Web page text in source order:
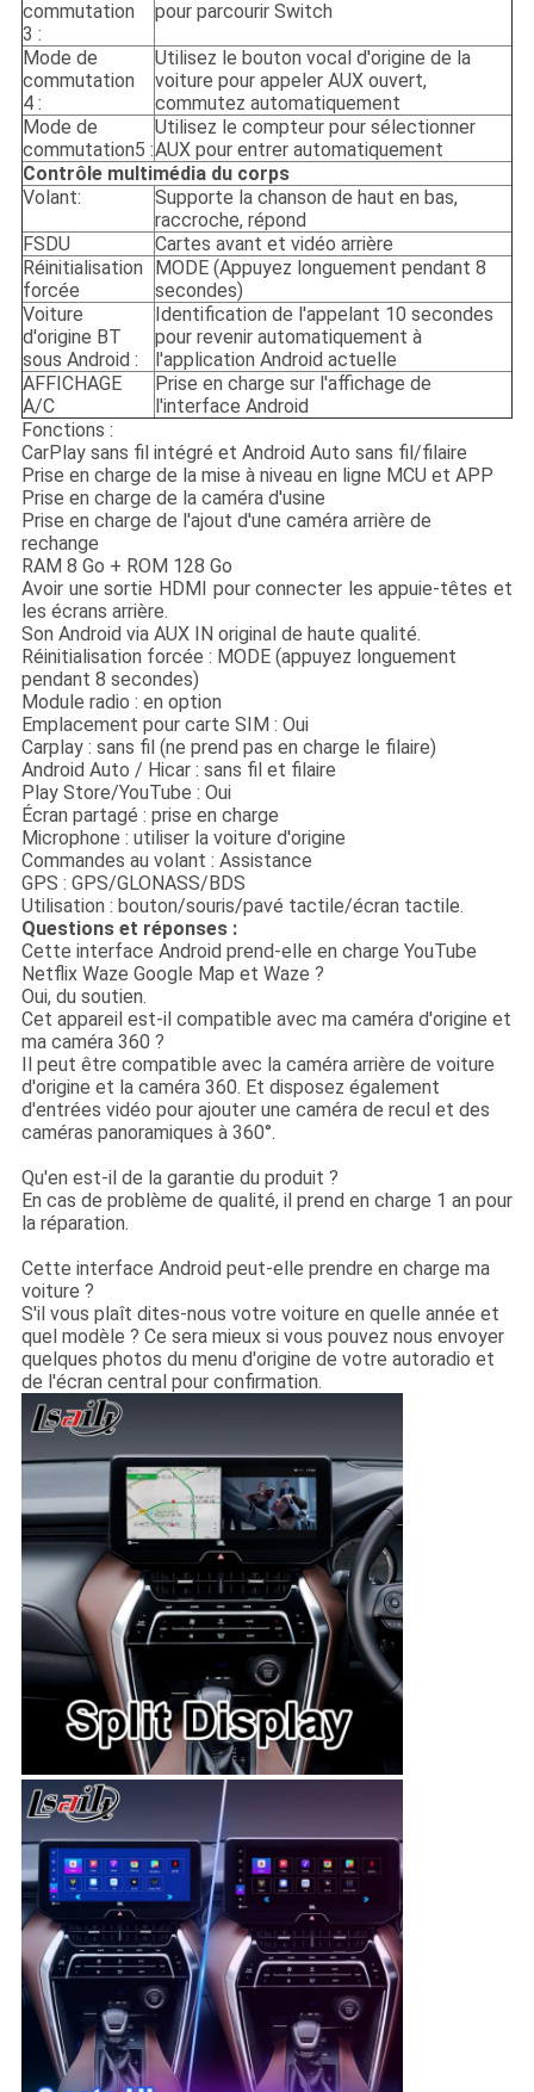
commutation
3 :
pour parcourir Switch
Mode de
commutation
4 :
Utilisez le bouton vocal d'origine de la
voiture pour appeler AUX ouvert,
commutez automatiquement
Mode de
commutation5 :
Utilisez le compteur pour sélectionner
AUX pour entrer automatiquement
Contrôle multimédia du corps
Volant:
Supporte la chanson de haut en bas,
raccroche, répond
FSDU
Cartes avant et vidéo arrière
Réinitialisation
forcée
MODE (Appuyez longuement pendant 8
secondes)
Voiture
d'origine BT
sous Android :
Identification de l'appelant 10 secondes
pour revenir automatiquement à
l'application Android actuelle
AFFICHAGE
A/C
Prise en charge sur l'affichage de
l'interface Android
Fonctions :
CarPlay sans fil intégré et Android Auto sans fil/filaire
Prise en charge de la mise à niveau en ligne MCU et APP
Prise en charge de la caméra d'usine
Prise en charge de l'ajout d'une caméra arrière de
rechange
RAM 8 Go + ROM 128 Go
Avoir une sortie HDMI pour connecter les appuie-têtes et
les écrans arrière.
Son Android via AUX IN original de haute qualité.
Réinitialisation forcée : MODE (appuyez longuement
pendant 8 secondes)
Module radio : en option
Emplacement pour carte SIM : Oui
Carplay : sans fil (ne prend pas en charge le filaire)
Android Auto / Hicar : sans fil et filaire
Play Store/YouTube : Oui
Écran partagé : prise en charge
Microphone : utiliser la voiture d'origine
Commandes au volant : Assistance
GPS : GPS/GLONASS/BDS
Utilisation : bouton/souris/pavé tactile/écran tactile.
Questions et réponses :
Cette interface Android prend-elle en charge YouTube
Netflix Waze Google Map et Waze ?
Oui, du soutien.
Cet appareil est-il compatible avec ma caméra d'origine et
ma caméra 360 ?
Il peut être compatible avec la caméra arrière de voiture
d'origine et la caméra 360. Et disposez également
d'entrées vidéo pour ajouter une caméra de recul et des
caméras panoramiques à 360°.
Qu'en est-il de la garantie du produit ?
En cas de problème de qualité, il prend en charge 1 an pour
la réparation.
Cette interface Android peut-elle prendre en charge ma
voiture ?
S'il vous plaît dites-nous votre voiture en quelle année et
quel modèle ? Ce sera mieux si vous pouvez nous envoyer
quelques photos du menu d'origine de votre autoradio et
de l'écran central pour confirmation.